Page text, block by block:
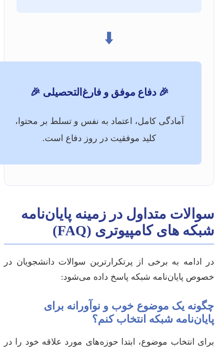
⬇️
🎉 دفاع موفق و فارغ‌التحصیلی 🎉
آمادگی کامل، اعتماد به نفس و تسلط بر محتوا،
کلید موفقیت در روز دفاع است.
سوالات متداول در زمینه پایان‌نامه
شبکه های کامپیوتری (FAQ)
در ادامه به برخی از پرتکرارترین سوالات دانشجویان در
خصوص پایان‌نامه شبکه پاسخ داده می‌شود:
چگونه یک موضوع خوب و نوآورانه برای
پایان‌نامه شبکه انتخاب کنم؟
برای انتخاب موضوع، ابتدا حوزه‌های مورد علاقه خود را در